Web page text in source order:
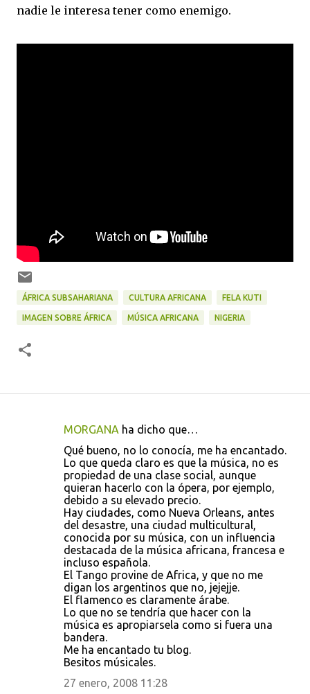
nadie le interesa tener como enemigo.
ÁFRICA SUBSAHARIANA CULTURA AFRICANA FELA KUTI
IMAGEN SOBRE ÁFRICA MÚSICA AFRICANA NIGERIA
MORGANA ha dicho que…
Qué bueno, no lo conocía, me ha encantado.
Lo que queda claro es que la música, no es
propiedad de una clase social, aunque
quieran hacerlo con la ópera, por ejemplo,
debido a su elevado precio.
Hay ciudades, como Nueva Orleans, antes
del desastre, una ciudad multicultural,
conocida por su música, con un influencia
destacada de la música africana, francesa e
incluso española.
El Tango provine de Africa, y que no me
digan los argentinos que no, jejejje.
El flamenco es claramente árabe.
Lo que no se tendría que hacer con la
música es apropiarsela como si fuera una
bandera.
Me ha encantado tu blog.
Besitos músicales.
27 enero, 2008 11:28